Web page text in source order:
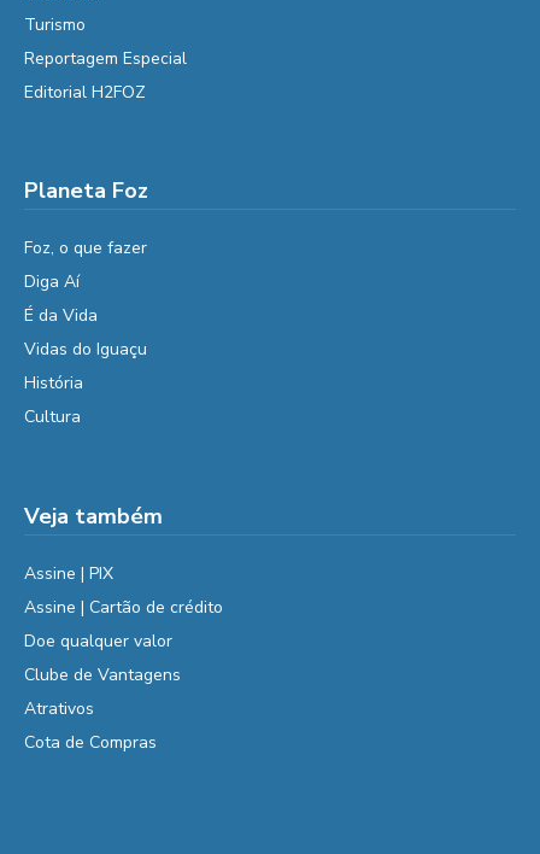
Turismo
Reportagem Especial
Editorial H2FOZ
Planeta Foz
Foz, o que fazer
Diga Aí
É da Vida
Vidas do Iguaçu
História
Cultura
Veja também
Assine | PIX
Assine | Cartão de crédito
Doe qualquer valor
Clube de Vantagens
Atrativos
Cota de Compras